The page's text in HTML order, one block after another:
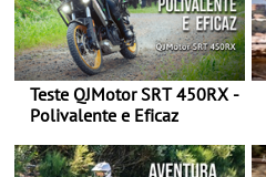
Teste QJMotor SRT 450RX -
Polivalente e Eficaz